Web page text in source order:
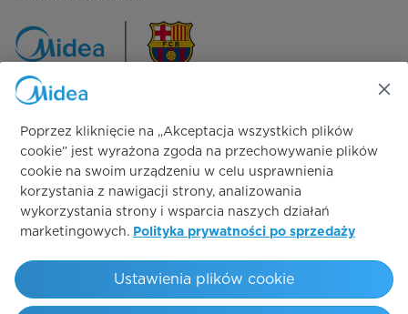
Śledź nas na:
Copyright 2026 Midea. Wszystkie prawa zastrzeżone.
Poprzez kliknięcie na „Akceptacja wszystkich plików
cookie” jest wyrażona zgoda na przechowywanie plików
cookie na swoim urządzeniu w celu usprawnienia
korzystania z nawigacji strony, analizowania
wykorzystania strony i wsparcia naszych działań
marketingowych. Polityka prywatności po sprzedaży
Ustawienia plików cookie